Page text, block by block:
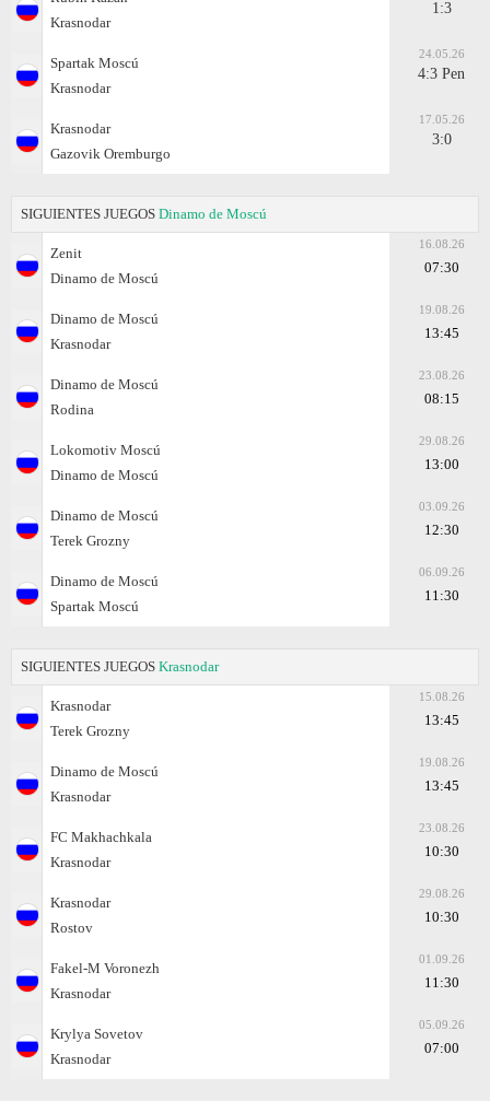
Krasnodar
1:3
Spartak Moscú
Krasnodar
24.05.26
4:3 Pen
Krasnodar
Gazovik Oremburgo
17.05.26
3:0
SIGUIENTES JUEGOS Dinamo de Moscú
Zenit
Dinamo de Moscú
16.08.26
07:30
Dinamo de Moscú
Krasnodar
19.08.26
13:45
Dinamo de Moscú
Rodina
23.08.26
08:15
Lokomotiv Moscú
Dinamo de Moscú
29.08.26
13:00
Dinamo de Moscú
Terek Grozny
03.09.26
12:30
Dinamo de Moscú
Spartak Moscú
06.09.26
11:30
SIGUIENTES JUEGOS Krasnodar
Krasnodar
Terek Grozny
15.08.26
13:45
Dinamo de Moscú
Krasnodar
19.08.26
13:45
FC Makhachkala
Krasnodar
23.08.26
10:30
Krasnodar
Rostov
29.08.26
10:30
Fakel-M Voronezh
Krasnodar
01.09.26
11:30
Krylya Sovetov
Krasnodar
05.09.26
07:00